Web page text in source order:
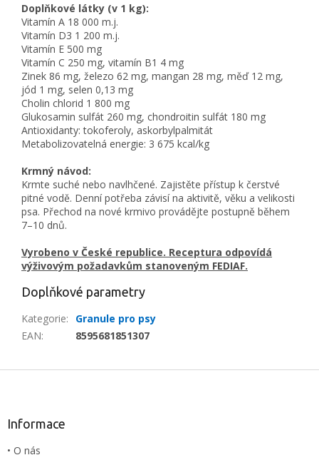
Doplňkové látky (v 1 kg):
Vitamín A 18 000 m.j.
Vitamín D3 1 200 m.j.
Vitamín E 500 mg
Vitamín C 250 mg, vitamín B1 4 mg
Zinek 86 mg, železo 62 mg, mangan 28 mg, měď 12 mg,
jód 1 mg, selen 0,13 mg
Cholin chlorid 1 800 mg
Glukosamin sulfát 260 mg, chondroitin sulfát 180 mg
Antioxidanty: tokoferoly, askorbylpalmitát
Metabolizovatelná energie: 3 675 kcal/kg
Krmný návod:
Krmte suché nebo navlhčené. Zajistěte přístup k čerstvé
pitné vodě. Denní potřeba závisí na aktivitě, věku a velikosti
psa. Přechod na nové krmivo provádějte postupně během
7–10 dnů.
Vyrobeno v České republice. Receptura odpovídá
výživovým požadavkům stanoveným FEDIAF.
Doplňkové parametry
Kategorie:
Granule pro psy
EAN: 8595681851307
Informace
• O nás